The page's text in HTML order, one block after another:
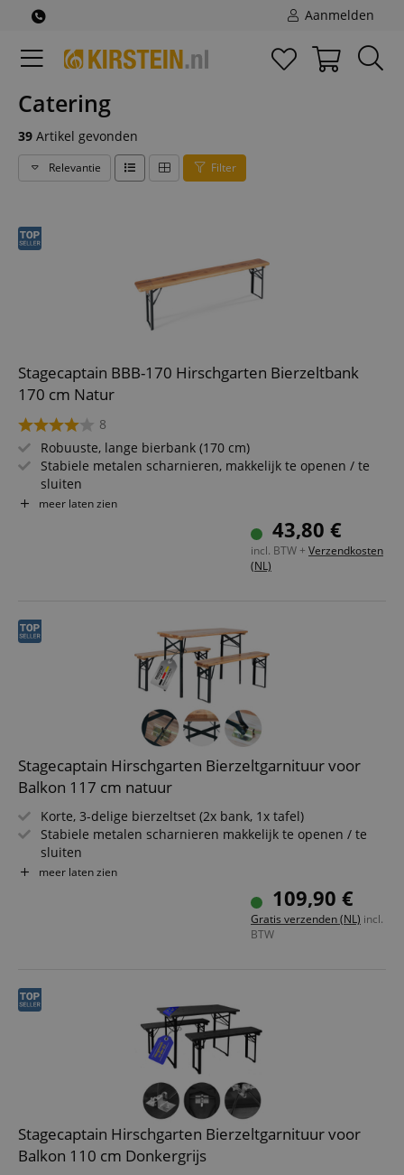
Aanmelden
Catering
39 Artikel gevonden
Relevantie Filter
Stagecaptain BBB-170 Hirschgarten Bierzeltbank
170 cm Natur
8
Robuuste, lange bierbank (170 cm)
Stabiele metalen scharnieren, makkelijk te openen / te
sluiten
Gelakte oppervlakte, onderzijde onbehandeld
Eenvoudig opvouwbaar, dus makkelijk op te bergen en te
Donkergroen gelakte stalen frames
meer laten zien
43,80 €
incl. BTW + Verzendkosten
(NL)
Stagecaptain Hirschgarten Bierzeltgarnituur voor
Balkon 117 cm natuur
Korte, 3-delige bierzeltset (2x bank, 1x tafel)
Stabiele metalen scharnieren makkelijk te openen / te
sluiten
Gelakte oppervlakken, onderzijde onbehandeld
Eenvoudig opvouwbaar, dus makkelijk op te bergen en te
Donkergroen gelakte stalen frames
meer laten zien
109,90 €
Gratis verzenden (NL) incl.
BTW
Stagecaptain Hirschgarten Bierzeltgarnituur voor
Balkon 110 cm Donkergrijs